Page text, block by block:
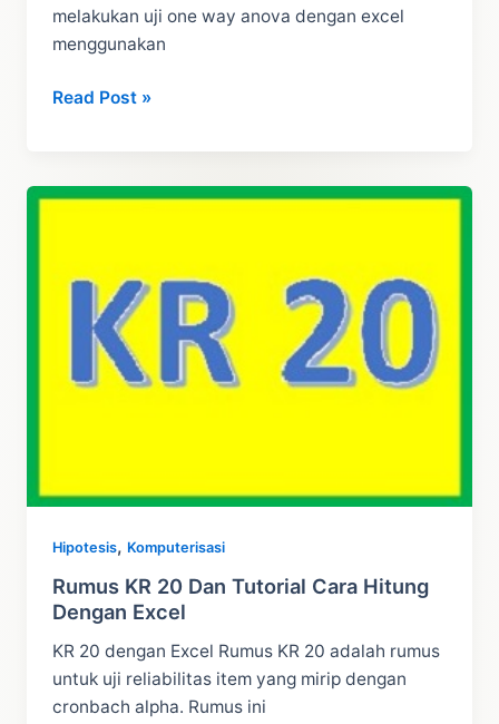
melakukan uji one way anova dengan excel
menggunakan
Hitung
Anova
ANOVA
dengan
Excel
Read Post »
Hipotesis, Komputerisasi
Rumus KR 20 Dan Tutorial Cara Hitung
Dengan Excel
KR 20 dengan Excel Rumus KR 20 adalah rumus
untuk uji reliabilitas item yang mirip dengan
cronbach alpha. Rumus ini